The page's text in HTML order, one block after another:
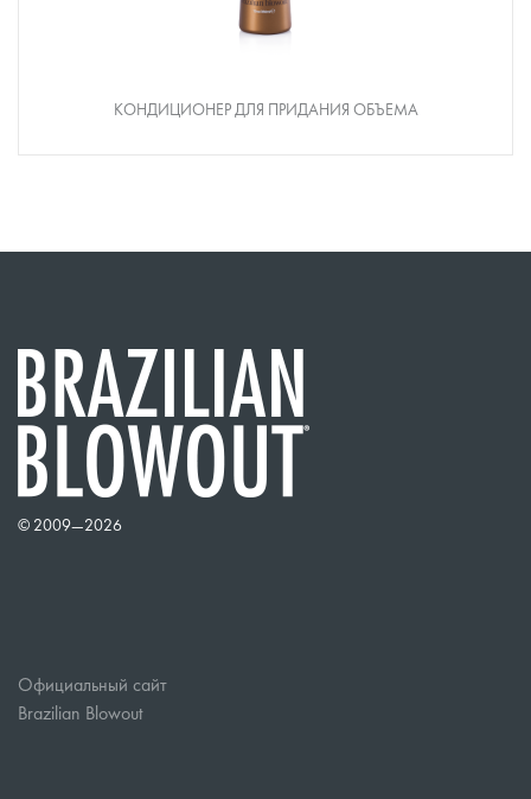
КОНДИЦИОНЕР ДЛЯ ПРИДАНИЯ ОБЪЕМА
© 2009—2026
Официальный сайт
Brazilian Blowout